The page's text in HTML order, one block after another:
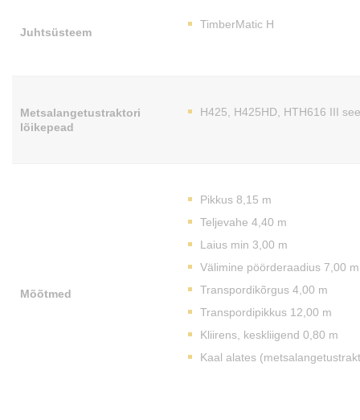
Juhtsüsteem
TimberMatic H
Metsalangetustraktori
lõikepead
H425, H425HD, HTH616 III
Mõõtmed
Pikkus 8,15 m
Teljevahe 4,40 m
Laius min 3,00 m
Välimine pöörderaadius 7,00 m
Transpordikõrgus 4,00 m
Transpordipikkus 12,00 m
Kliirens, keskliigend 0,80 m
Kaal alates